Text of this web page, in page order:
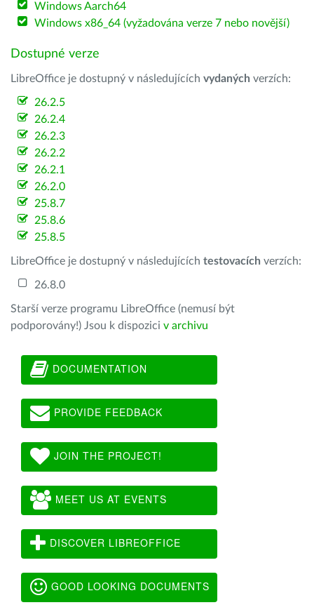
Windows Aarch64
Windows x86_64 (vyžadována verze 7 nebo novější)
Dostupné verze
LibreOffice je dostupný v následujících vydaných verzích:
26.2.5
26.2.4
26.2.3
26.2.2
26.2.1
26.2.0
25.8.7
25.8.6
25.8.5
LibreOffice je dostupný v následujících testovacích verzích:
26.8.0
Starší verze programu LibreOffice (nemusí být
podporovány!) Jsou k dispozici v archivu
DOCUMENTATION
PROVIDE FEEDBACK
JOIN THE PROJECT!
MEET US AT EVENTS
DISCOVER LIBREOFFICE
GOOD LOOKING DOCUMENTS